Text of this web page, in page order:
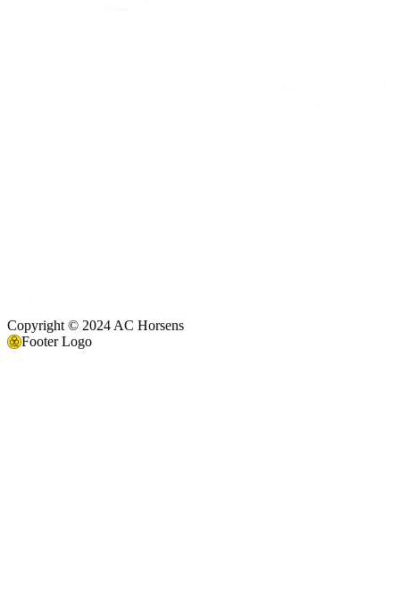
Copyright © 2024 AC Horsens
Footer Logo